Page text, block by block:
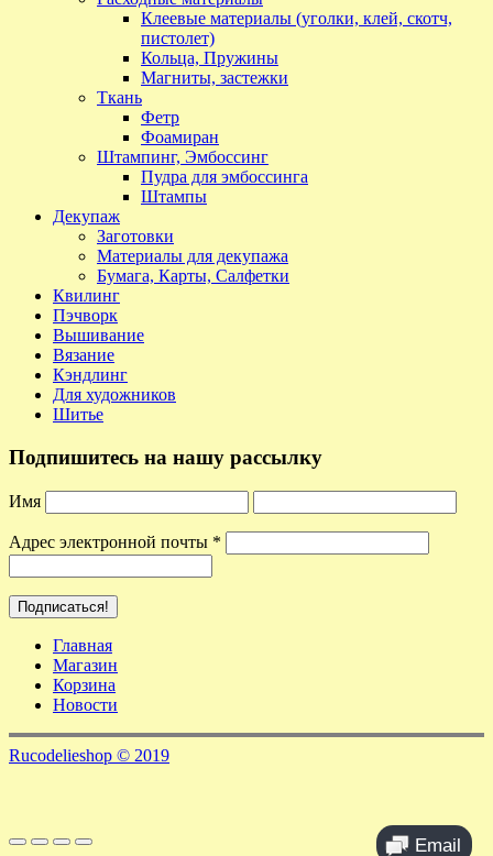
Клеевые материалы (уголки, клей, скотч,
пистолет)
Кольца, Пружины
Магниты, застежки
Ткань
Фетр
Фоамиран
Штампинг, Эмбоссинг
Пудра для эмбоссинга
Штампы
Декупаж
Заготовки
Материалы для декупажа
Бумага, Карты, Салфетки
Квилинг
Пэчворк
Вышивание
Вязание
Кэндлинг
Для художников
Шитье
Подпишитесь на нашу рассылку
Имя
Адрес электронной почты *
Главная
Магазин
Корзина
Новости
Rucodelieshop © 2019